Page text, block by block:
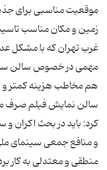
موقعیت مناسبی برای
زمین و مکان مناسب
غرب تهران که با مشکل
مهمی در خصوص سالن
هم مخاطب هزینه کمتر
سالن نمایش فیلم صرف
کرد: باید در بحث اکران
و منافع جمعی سینمای
منطقی و معتدلی به کار